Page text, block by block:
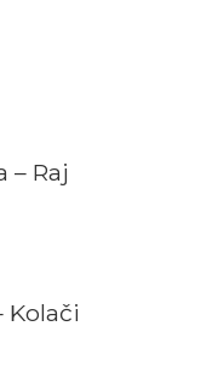
– Raj
Kolači